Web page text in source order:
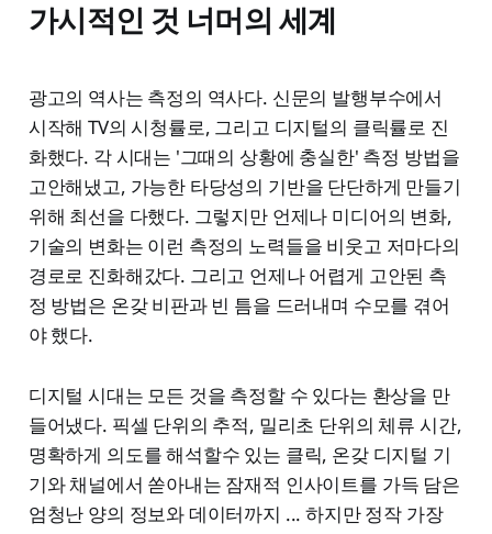
가시적인 것 너머의 세계
광고의 역사는 측정의 역사다. 신문의 발행부수에서
시작해 TV의 시청률로, 그리고 디지털의 클릭률로 진
화했다. 각 시대는 '그때의 상황에 충실한' 측정 방법을
고안해냈고, 가능한 타당성의 기반을 단단하게 만들기
위해 최선을 다했다. 그렇지만 언제나 미디어의 변화,
기술의 변화는 이런 측정의 노력들을 비웃고 저마다의
경로로 진화해갔다. 그리고 언제나 어렵게 고안된 측
정 방법은 온갖 비판과 빈 틈을 드러내며 수모를 겪어
야 했다.
디지털 시대는 모든 것을 측정할 수 있다는 환상을 만
들어냈다. 픽셀 단위의 추적, 밀리초 단위의 체류 시간,
명확하게 의도를 해석할수 있는 클릭, 온갖 디지털 기
기와 채널에서 쏟아내는 잠재적 인사이트를 가득 담은
엄청난 양의 정보와 데이터까지 ... 하지만 정작 가장